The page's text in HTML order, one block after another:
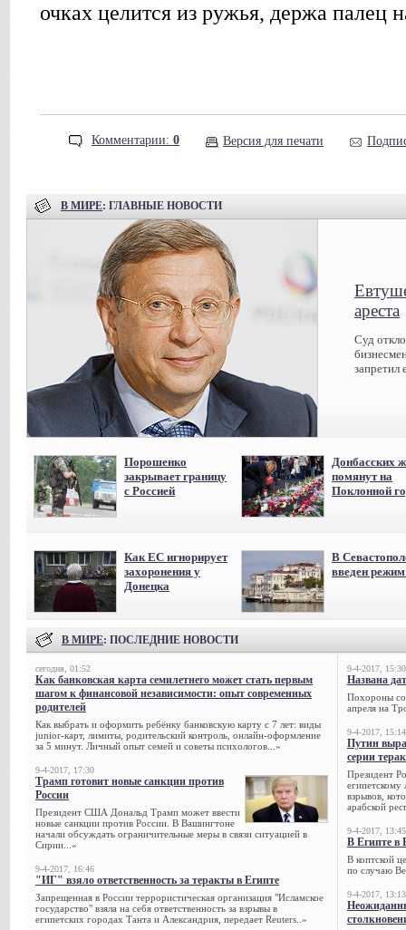
очках целится из ружья, держа палец
Комментарии: 0 Версия для печати
В МИРЕ: ГЛАВНЫЕ НОВОСТИ
ареста
Суд
запретил
Порошенко
закрывает границу
с Россией
Донбасских
помянут на
Поклонной
Как ЕС игнорирует
захоронения у
Донецка
В
введен
В МИРЕ: ПОСЛЕДНИЕ НОВОСТИ
сегодня, 01:52
Как банковская карта семилетнего может стать первым
шагом к финансовой независимости: опыт современных
родителей
Как выбрать и оформить ребёнку банковскую карту с 7 лет: виды
junior-карт, лимиты, родительский контроль, онлайн-оформление
за 5 минут. Личный опыт семей и советы психологов...»
9-4-2017, 17:30
Трамп готовит новые санкции против
России
Президент США Дональд Трамп может ввести
новые санкции против России. В Вашингтоне
начали обсуждать ограничительные меры в связи ситуацией в
Сирии...»
9-4-2017, 16:46
"ИГ" взяло ответственность за теракты в Египте
Запрещенная в России террористическая организация "Исламское
государство" взяла на себя ответственность за взрывы в
египетских городах Танта и Александрия, передает Reuters..»
9-4-2017, 15:30
Названа
Похороны
апреля на
9-4-2017, 15:14
Путин
серии
Президент
египетскому
взрывов,
арабской
9-4-2017, 13:45
В Египте в
В коптской
по случаю
9-4-2017, 13:13